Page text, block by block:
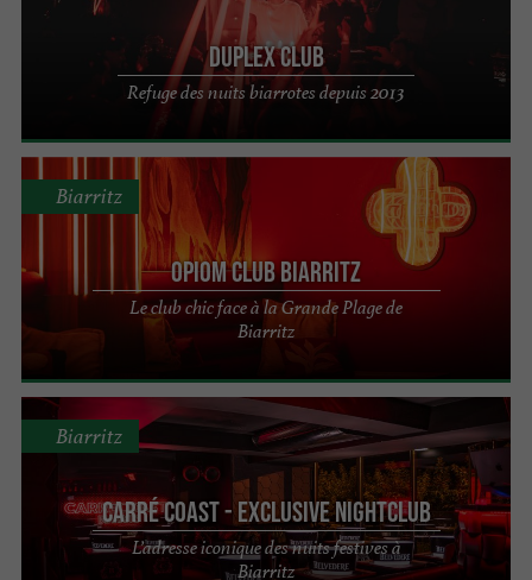
Duplex Club
Refuge des nuits biarrotes depuis 2013
Opiom Club Biarritz
Le club chic face à la Grande Plage de
Biarritz
Biarritz
Carré Coast - Exclusive Nightclub
L’adresse iconique des nuits festives à
Biarritz
Biarritz